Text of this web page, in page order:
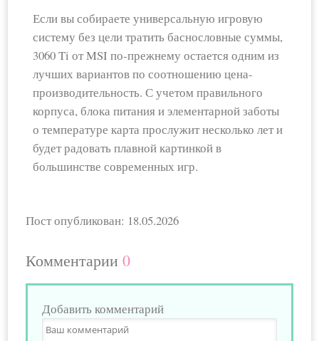
Если вы собираете универсальную игровую
систему без цели тратить баснословные суммы,
3060 Ti от MSI по-прежнему остается одним из
лучших вариантов по соотношению цена-
производительность. С учетом правильного
корпуса, блока питания и элементарной заботы
о температуре карта прослужит несколько лет и
будет радовать плавной картинкой в
большинстве современных игр.
Пост опубликован: 18.05.2026
Комментарии0
Добавить комментарий